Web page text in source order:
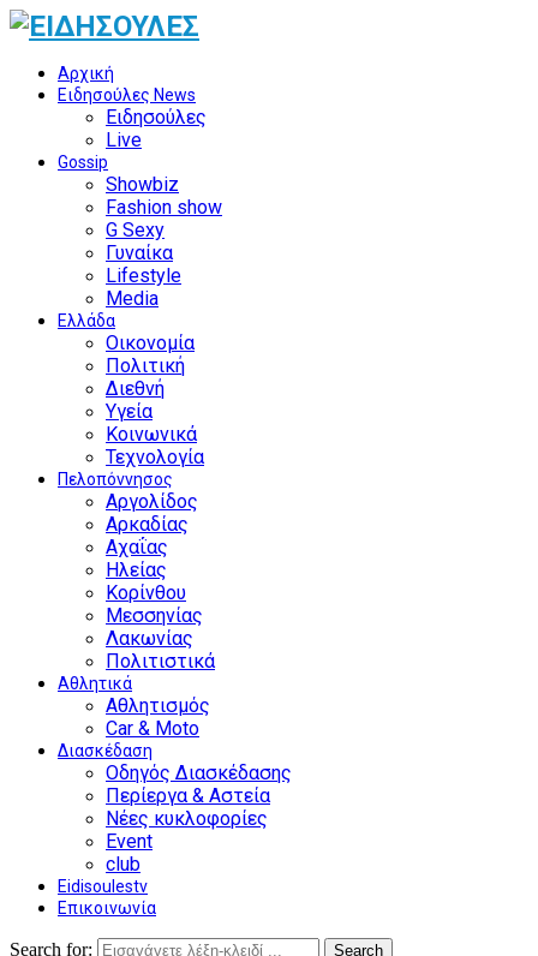
Αρχική
Ειδησούλες News
Ειδησούλες
Live
Gossip
Showbiz
Fashion show
G Sexy
Γυναίκα
Lifestyle
Media
Ελλάδα
Οικονομία
Πολιτική
Διεθνή
Υγεία
Κοινωνικά
Τεχνολογία
Πελοπόννησος
Αργολίδος
Αρκαδίας
Αχαΐας
Ηλείας
Κορίνθου
Μεσσηνίας
Λακωνίας
Πολιτιστικά
Αθλητικά
Αθλητισμός
Car & Moto
Διασκέδαση
Οδηγός Διασκέδασης
Περίεργα & Αστεία
Νέες κυκλοφορίες
Event
club
Eidisoulestv
Επικοινωνία
Search for: Search